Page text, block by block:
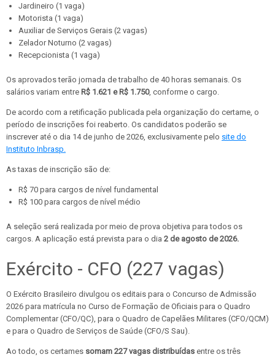
Jardineiro (1 vaga)
Motorista (1 vaga)
Auxiliar de Serviços Gerais (2 vagas)
Zelador Noturno (2 vagas)
Recepcionista (1 vaga)
Os aprovados terão jornada de trabalho de 40 horas semanais. Os
salários variam entre R$ 1.621 e R$ 1.750, conforme o cargo.
De acordo com a retificação publicada pela organização do certame, o
período de inscrições foi reaberto. Os candidatos poderão se
inscrever até o dia 14 de junho de 2026, exclusivamente pelo site do
Instituto Inbrasp.
As taxas de inscrição são de:
R$ 70 para cargos de nível fundamental
R$ 100 para cargos de nível médio
A seleção será realizada por meio de prova objetiva para todos os
cargos. A aplicação está prevista para o dia 2 de agosto de 2026.
Exército - CFO (227 vagas)
O Exército Brasileiro divulgou os editais para o Concurso de Admissão
2026 para matrícula no Curso de Formação de Oficiais para o Quadro
Complementar (CFO/QC), para o Quadro de Capelães Militares (CFO/QCM)
e para o Quadro de Serviços de Saúde (CFO/S Sau).
Ao todo, os certames somam 227 vagas distribuídas entre os três